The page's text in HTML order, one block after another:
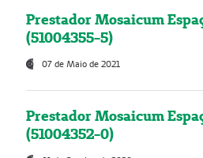
Prestador Mosaicum
(51004355-5)
07 de Maio de 2021
Prestador Mosaicum
(51004352-0)